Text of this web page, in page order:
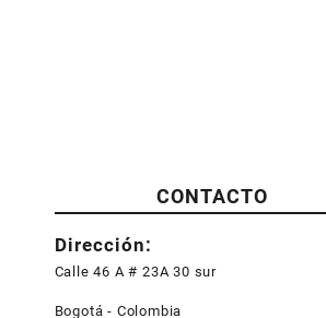
CONTACTO
Dirección:
Calle 46 A # 23A 30 sur
Bogotá - Colombia